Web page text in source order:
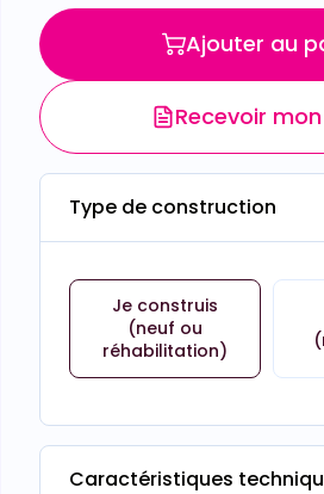
Ajouter au
Recevoir
Type de construction
Je construis
(neuf ou
réhabilitation)
Caractéristiques